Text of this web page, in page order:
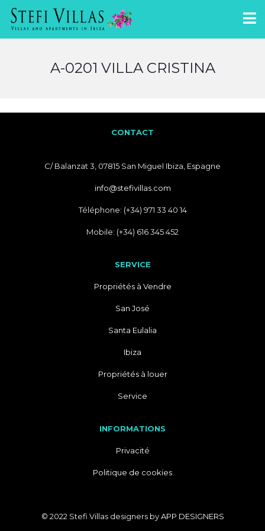
A-0201 VILLA CRISTINA
CONTACT
C/ Balanzat 3, 07815 San Miguel Ibiza, Espagne
info@stefivillas.com
Téléphone: (+34) 971 33 40 14
Mobile: (+34) 616 345 452
SERVICE
Propriétés à Vendre
San José
Santa Eulalia
Ibiza
Propriétés à louer
Service
INFORMATIONS
Privacité
Politique de cookies
© 2022 Stefi Villas designers byAPP DESIGNERS